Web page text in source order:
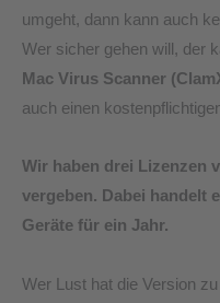
umgeht, dann kann auch
Wer sicher gehen will, der
Mac Virus Scanner
auch einen
Wir haben drei Lizenzen
vergeben. Dabei handelt
Geräte für ein Jahr.
Wer Lust hat die Version